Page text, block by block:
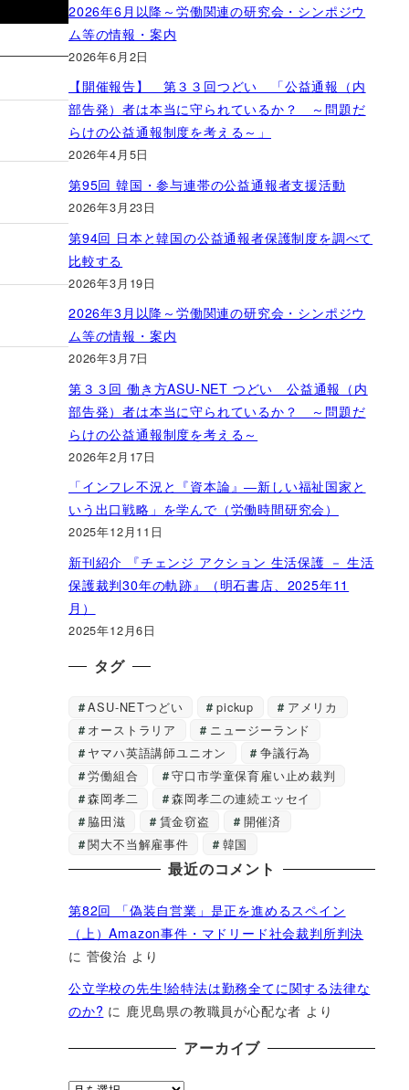
2026年6月以降～労働関連の研究会・シンポジウ
ム等の情報・案内
2026年6月2日
【開催報告】 第３３回つどい 「公益通報（内
部告発）者は本当に守られているか？ ～問題だ
らけの公益通報制度を考える～」
2026年4月5日
第95回 韓国・参与連帯の公益通報者支援活動
2026年3月23日
第94回 日本と韓国の公益通報者保護制度を調べて
比較する
2026年3月19日
2026年3月以降～労働関連の研究会・シンポジウ
ム等の情報・案内
2026年3月7日
第３３回 働き方ASU-NET つどい 公益通報（内
部告発）者は本当に守られているか？ ～問題だ
らけの公益通報制度を考える～
2026年2月17日
「インフレ不況と『資本論』―新しい福祉国家と
いう出口戦略」を学んで（労働時間研究会）
2025年12月11日
新刊紹介 『チェンジ アクション 生活保護 － 生活
保護裁判30年の軌跡』（明石書店、2025年11
月）
2025年12月6日
タグ
ASU-NETつどい pickup
アメリカ
オーストラリア
ニュージーランド
ヤマハ英語講師ユニオン
争議行為
労働組合
守口市学童保育雇い止め裁判
森岡孝二
森岡孝二の連続エッセイ
脇田滋
賃金窃盗
開催済
関大不当解雇事件
韓国
最近のコメント
第82回 「偽装自営業」是正を進めるスペイン
（上）Amazon事件・マドリード社会裁判所判決
に 菅俊治 より
公立学校の先生!給特法は勤務全てに関する法律な
のか? に 鹿児島県の教職員が心配な者 より
アーカイブ